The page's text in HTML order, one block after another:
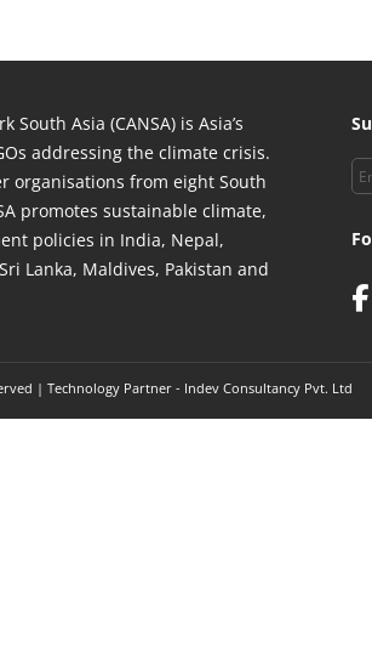
South Asia (CANSA) is Asia’s
addressing the climate crisis.
organisations from eight South
promotes sustainable climate,
policies in India, Nepal,
Lanka, Maldives, Pakistan and
| Technology Partner - Indev Consultancy Pvt. Ltd